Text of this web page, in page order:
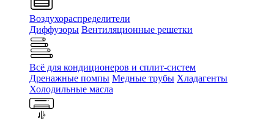
Воздухораспределители
Диффузоры Вентиляционные решетки
Всё для кондиционеров и сплит-систем
Дренажные помпы Медные трубы Хладагенты
Холодильные масла